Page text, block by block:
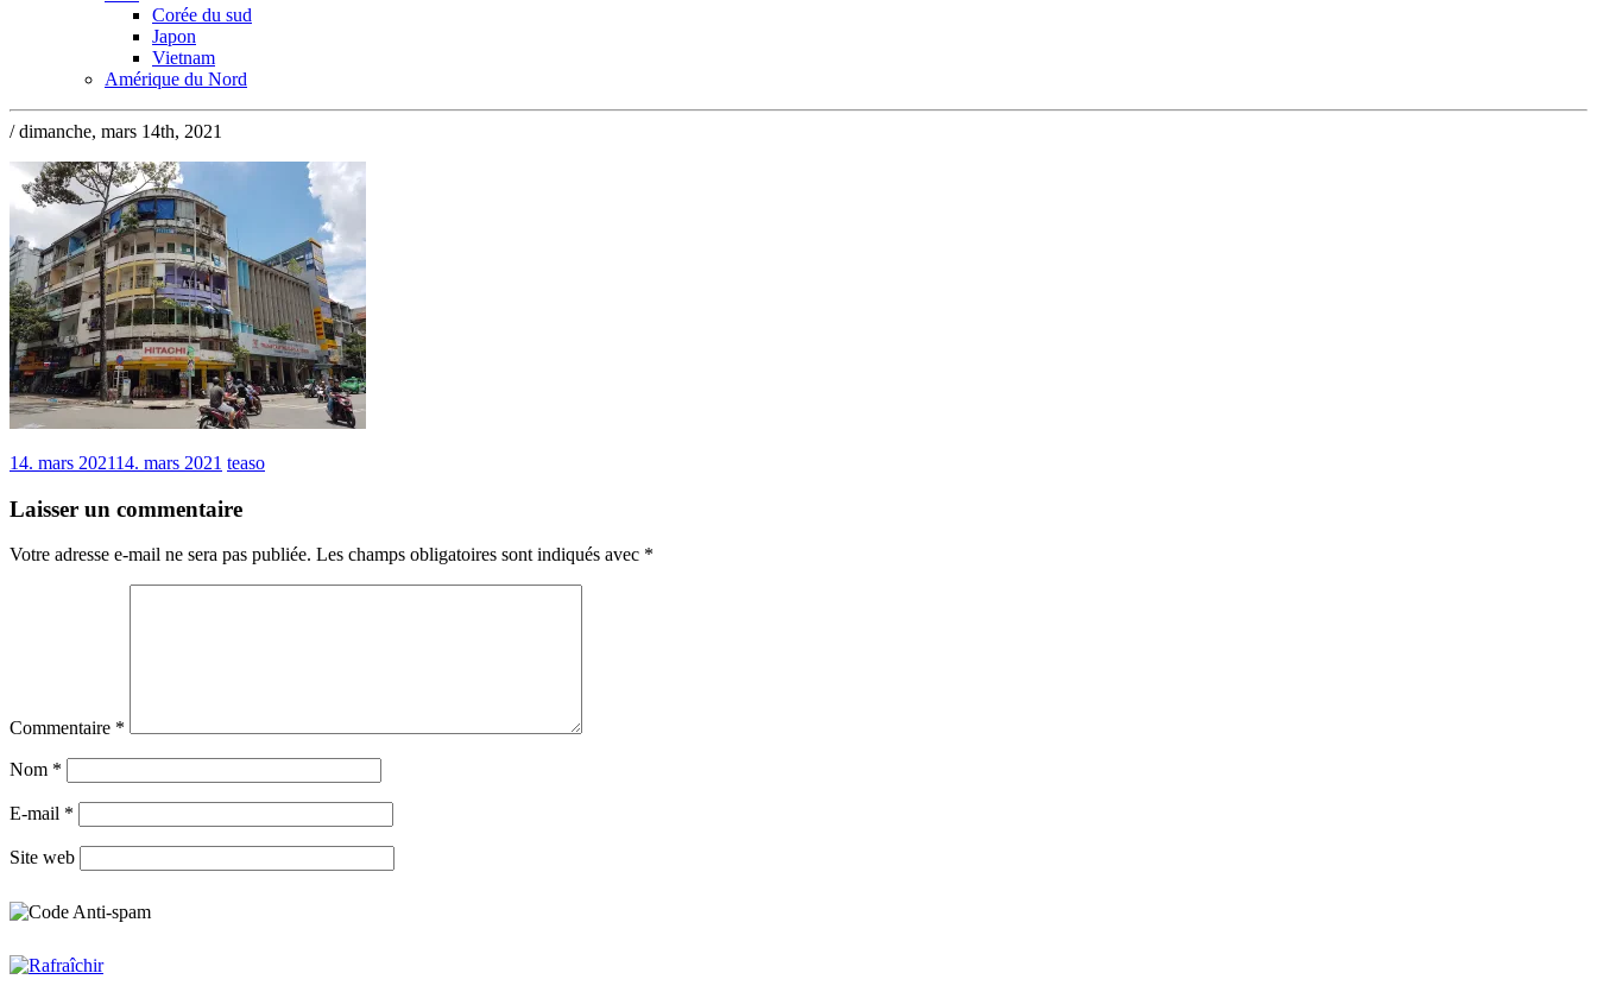
Corée du sud
Japon
Vietnam
Amérique du Nord
/ dimanche, mars 14th, 2021
14. mars 202114. mars 2021 teaso
Laisser un commentaire
Votre adresse e-mail ne sera pas publiée. Les champs obligatoires sont indiqués avec *
Commentaire *
Nom *
E-mail *
Site web